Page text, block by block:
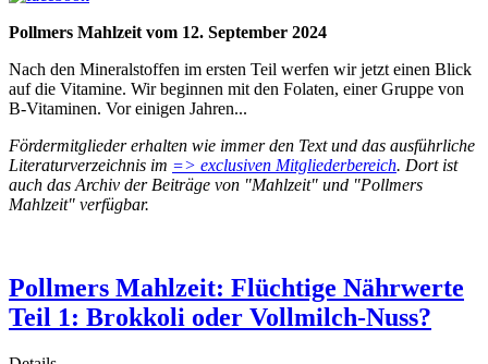
Pollmers Mahlzeit vom 12. September 2024
Nach den Mineralstoffen im ersten Teil werfen wir jetzt einen Blick
auf die Vitamine. Wir beginnen mit den Folaten, einer Gruppe von
B-Vitaminen. Vor einigen Jahren...
Fördermitglieder erhalten wie immer den Text und das ausführliche
Literaturverzeichnis im => exclusiven Mitgliederbereich. Dort ist
auch das Archiv der Beiträge von "Mahlzeit" und "Pollmers
Mahlzeit" verfügbar.
Pollmers Mahlzeit: Flüchtige Nährwerte
Teil 1: Brokkoli oder Vollmilch-Nuss?